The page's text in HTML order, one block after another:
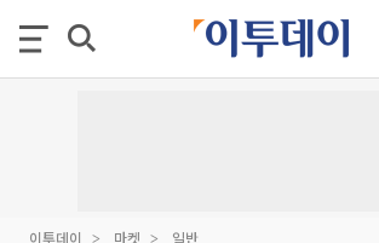
이투데이 마켓 일반